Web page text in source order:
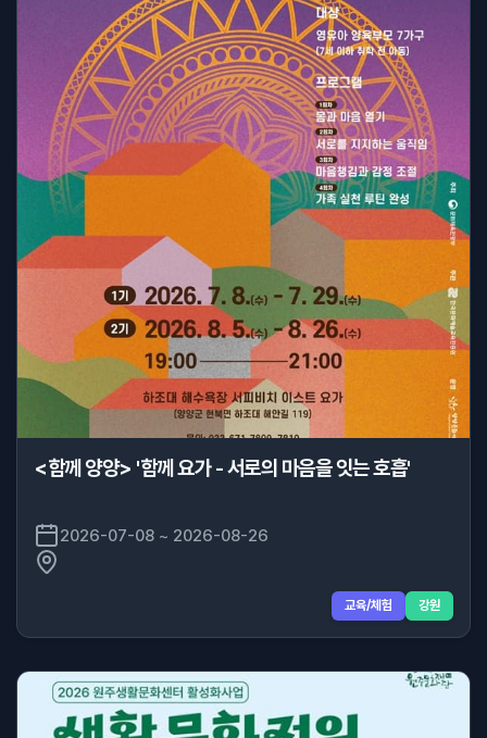
<함께 양양> '함께 요가 - 서로의 마음을 잇는 호흡'
2026-07-08 ~ 2026-08-26
교육/체험 강원